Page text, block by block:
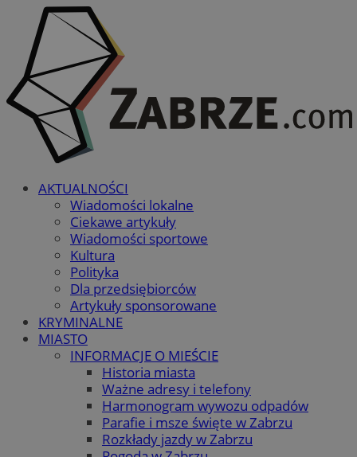
AKTUALNOŚCI
Wiadomości lokalne
Ciekawe artykuły
Wiadomości sportowe
Kultura
Polityka
Dla przedsiębiorców
Artykuły sponsorowane
KRYMINALNE
MIASTO
INFORMACJE O MIEŚCIE
Historia miasta
Ważne adresy i telefony
Harmonogram wywozu odpadów
Parafie i msze święte w Zabrzu
Rozkłady jazdy w Zabrzu